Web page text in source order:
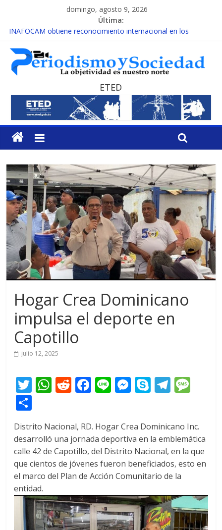
domingo, agosto 9, 2026
Última:
INAFOCAM obtiene reconocimiento internacional en los
15 de febrero de cada año es Día Nacional de la lucha contra el
cáncer infantil
EL ENFOQUE UNILATERAL DE LA COALICIÓN
MESCyT y Universidad Albizu apoyarán rehabilitación de
reclusos
MESCyT presenta calendario de Consulta Nacional por la
Educación
ETED
Hogar Crea Dominicano
impulsa el deporte en
Capotillo
julio 12, 2025
T
er
W
s
A
p
p
R
di
t
F
b
o
o
k
Li M
e
n
g
er
S
p
e
T
gr
a
m
a
g
e
o
m
p
ar
ti
r
Distrito Nacional, RD. Hogar Crea Dominicano Inc.
desarrolló una jornada deportiva en la emblemática
calle 42 de Capotillo, del Distrito Nacional, en la que
que cientos de jóvenes fueron beneficiados, esto en
el marco del Plan de Acción Comunitario de la
entidad.